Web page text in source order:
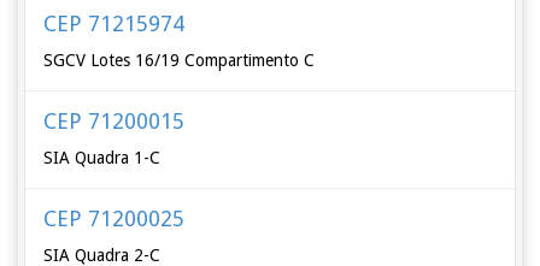
CEP 71215974
SGCV Lotes 16/19 Compartimento C
CEP 71200015
SIA Quadra 1-C
CEP 71200025
SIA Quadra 2-C